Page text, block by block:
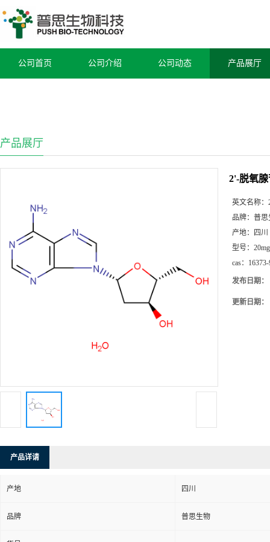
公司首页 公司介绍 公司动态 产品展厅
产品展厅
2'-脱氧
英文名称：
品牌： 普思
产地：
四川
型号： 20mg
cas：
发布日期：
更新日期：
产品详请
产地 四川
品牌 普思生物